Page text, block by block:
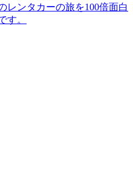
レンタカーの旅を100倍面白
す。